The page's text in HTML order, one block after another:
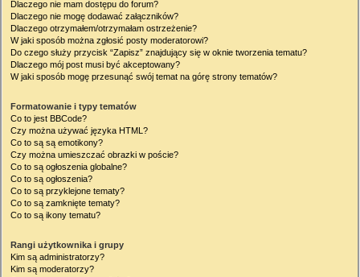
Dlaczego nie mam dostępu do forum?
Dlaczego nie mogę dodawać załączników?
Dlaczego otrzymałem/otrzymałam ostrzeżenie?
W jaki sposób można zgłosić posty moderatorowi?
Do czego służy przycisk “Zapisz” znajdujący się w oknie tworzenia tematu?
Dlaczego mój post musi być akceptowany?
W jaki sposób mogę przesunąć swój temat na górę strony tematów?
Formatowanie i typy tematów
Co to jest BBCode?
Czy można używać języka HTML?
Co to są są emotikony?
Czy można umieszczać obrazki w poście?
Co to są ogłoszenia globalne?
Co to są ogłoszenia?
Co to są przyklejone tematy?
Co to są zamknięte tematy?
Co to są ikony tematu?
Rangi użytkownika i grupy
Kim są administratorzy?
Kim są moderatorzy?